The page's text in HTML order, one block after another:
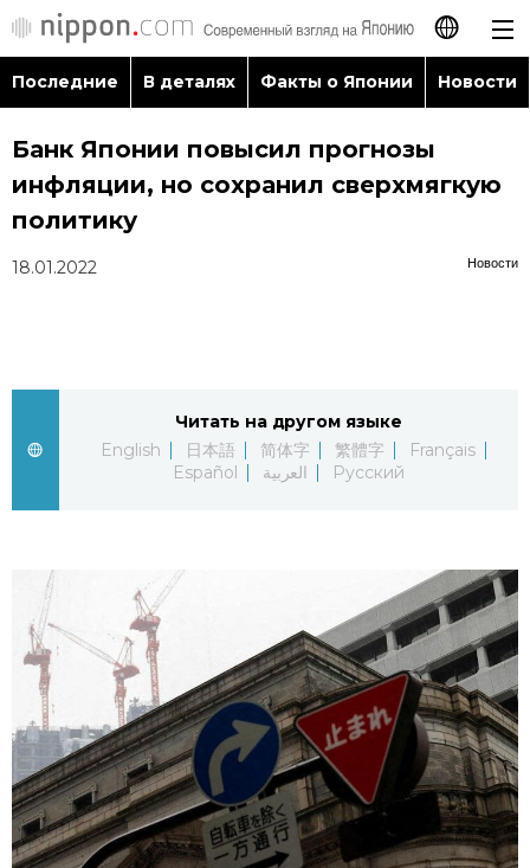
日本語
English
العربية
Последние
Фото/Видео
Разделы
Люди
Блог
Политика
Популярные статьи
Японский язык
Японский калейдоскоп
official SNS
Последние В деталях Факты о Японии Новости
Банк Японии повысил прогнозы
инфляции, но сохранил сверхмягкую
политику
Новости
18.01.2022
Читать на другом языке
English
日本語 简体字 繁體字
Français
Español
العربية Русский